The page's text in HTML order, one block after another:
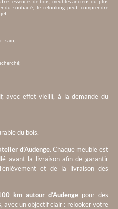
essences de bois, meubles anciens ou plus
souhaité, le relooking peut comprendre
sain;
avec effet vieilli, à la demande du
du bois.
d’Audenge. Chaque meuble est
avant la livraison afin de garantir
et de la livraison des
km autour d’Audengepour des
avec un objectif clair : relooker votre